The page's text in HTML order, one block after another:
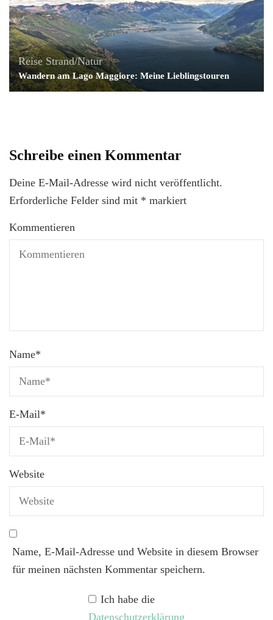
Reise Strand/Natur
Wandern am Lago Maggiore: Meine Lieblingstouren
Schreibe einen Kommentar
Deine E-Mail-Adresse wird nicht veröffentlicht.
Erforderliche Felder sind mit * markiert
Kommentieren
Name*
E-Mail*
Website
Name, E-Mail-Adresse und Website in diesem Browser
für meinen nächsten Kommentar speichern.
Ich habe die
Datenschutzerklärung